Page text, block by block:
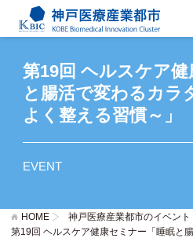
第19回 ヘルスケア
と腸活で変わるカラ
よく整える習慣～」
EVENT
HOME
神戸医療産業都市のイベント
第19回 ヘルスケア健康セミナー「睡眠と